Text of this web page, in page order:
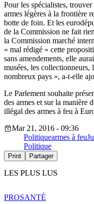
Pour les spécialistes,
armes légères à la frontière
botte de foin. Et les
de la Commission ne fait
la Commission marché
« mal rédigé » cette
sans amendements, elle
musées, les collectionneurs,
nombreux pays », a-t-elle
Le Parlement souhaite
des armes et sur la manière
illégal des armes à feu à
Mar 21, 2016 - 09:36
Politiquearmes à feu
Politique
Print Partager
LES PLUS LUS
PROSANTÉ